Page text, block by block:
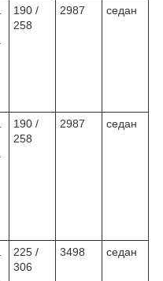
190 /
258
2987 седан
190 /
258
2987 седан
225 /
306
3498 седан